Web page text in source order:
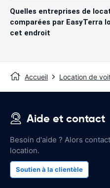
Quelles entreprises de
comparées par EasyTerra
cet endroit
Accueil Location de
Aide et contact
Besoin d'aide ? Alors
location.
Soutien à la clientèle